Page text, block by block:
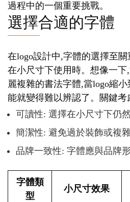
過程中的一個重要挑戰。
選擇合適的字體
在logo設計中,字體的選擇至
在小尺寸下使用時。想像一
麗複雜的書法字體,當logo縮
能就變得難以辨認了。關鍵考
可讀性: 選擇在小尺寸下仍
簡潔性: 避免過於裝飾或複雜
品牌一致性: 字體應與品牌形
字體類
型
小尺寸效果